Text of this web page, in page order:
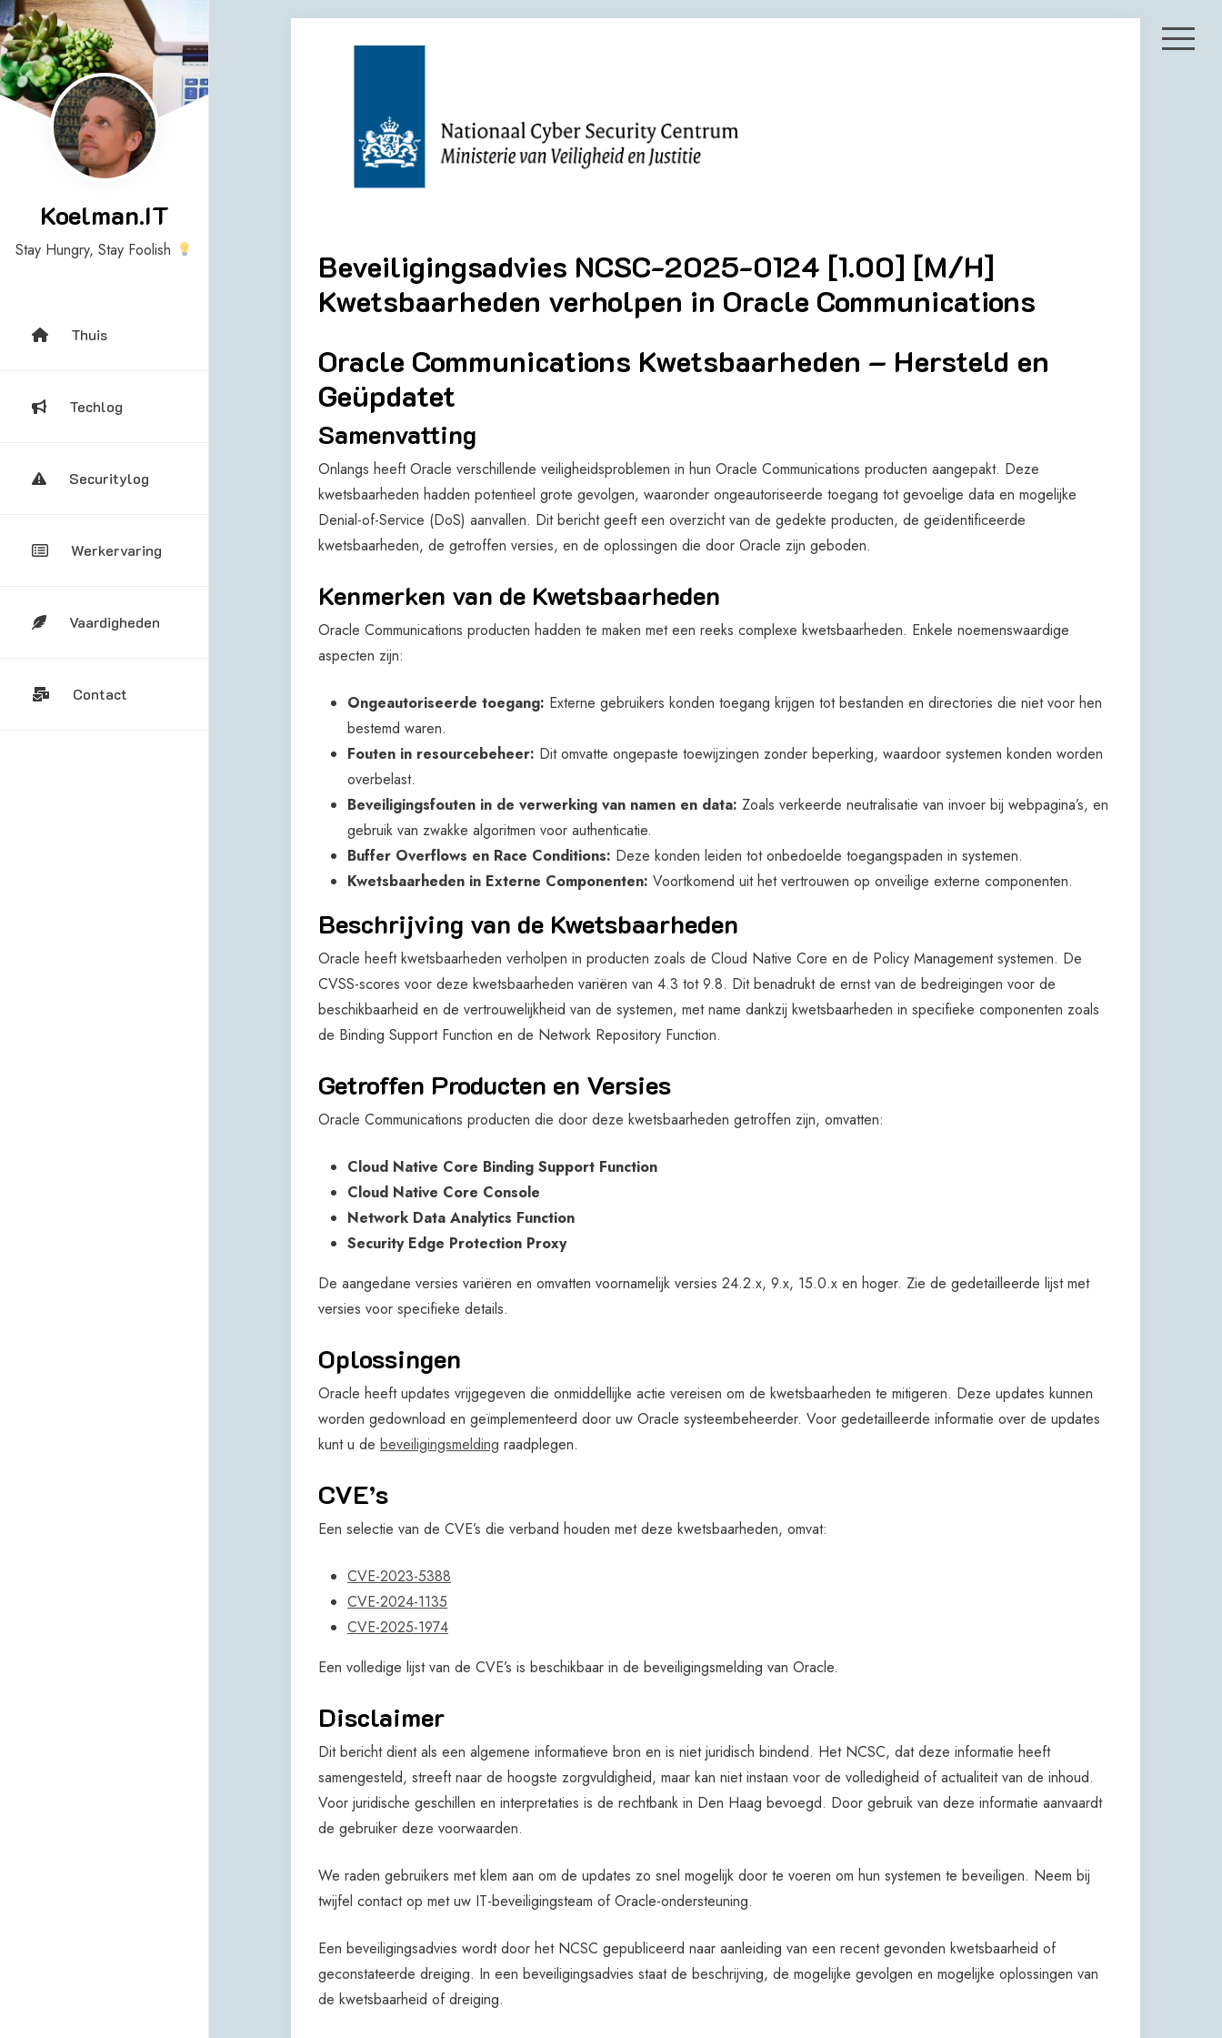
Skip
to
content
Koelman.IT
Stay Hungry, Stay Foolish
Thuis
Techlog
Securitylog
Werkervaring
Vaardigheden
Contact
Beveiligingsadvies NCSC-2025-0124 [1.00] [M/H]
Kwetsbaarheden verholpen in Oracle Communications
Oracle Communications Kwetsbaarheden – Hersteld en
Geüpdatet
Samenvatting
Onlangs heeft Oracle verschillende veiligheidsproblemen in hun Oracle Communications producten aangepakt. Deze
kwetsbaarheden hadden potentieel grote gevolgen, waaronder ongeautoriseerde toegang tot gevoelige data en mogelijke
Denial-of-Service (DoS) aanvallen. Dit bericht geeft een overzicht van de gedekte producten, de geïdentificeerde
kwetsbaarheden, de getroffen versies, en de oplossingen die door Oracle zijn geboden.
Kenmerken van de Kwetsbaarheden
Oracle Communications producten hadden te maken met een reeks complexe kwetsbaarheden. Enkele noemenswaardige
aspecten zijn:
Ongeautoriseerde toegang: Externe gebruikers konden toegang krijgen tot bestanden en directories die niet voor hen
bestemd waren.
Fouten in resourcebeheer: Dit omvatte ongepaste toewijzingen zonder beperking, waardoor systemen konden worden
overbelast.
Beveiligingsfouten in de verwerking van namen en data: Zoals verkeerde neutralisatie van invoer bij webpagina’s, en
gebruik van zwakke algoritmen voor authenticatie.
Buffer Overflows en Race Conditions: Deze konden leiden tot onbedoelde toegangspaden in systemen.
Kwetsbaarheden in Externe Componenten: Voortkomend uit het vertrouwen op onveilige externe componenten.
Beschrijving van de Kwetsbaarheden
Oracle heeft kwetsbaarheden verholpen in producten zoals de Cloud Native Core en de Policy Management systemen. De
CVSS-scores voor deze kwetsbaarheden variëren van 4.3 tot 9.8. Dit benadrukt de ernst van de bedreigingen voor de
beschikbaarheid en de vertrouwelijkheid van de systemen, met name dankzij kwetsbaarheden in specifieke componenten zoals
de Binding Support Function en de Network Repository Function.
Getroffen Producten en Versies
Oracle Communications producten die door deze kwetsbaarheden getroffen zijn, omvatten:
Cloud Native Core Binding Support Function
Cloud Native Core Console
Network Data Analytics Function
Security Edge Protection Proxy
De aangedane versies variëren en omvatten voornamelijk versies 24.2.x, 9.x, 15.0.x en hoger. Zie de gedetailleerde lijst met
versies voor specifieke details.
Oplossingen
Oracle heeft updates vrijgegeven die onmiddellijke actie vereisen om de kwetsbaarheden te mitigeren. Deze updates kunnen
worden gedownload en geïmplementeerd door uw Oracle systeembeheerder. Voor gedetailleerde informatie over de updates
kunt u de beveiligingsmelding raadplegen.
CVE’s
Een selectie van de CVE’s die verband houden met deze kwetsbaarheden, omvat:
CVE-2023-5388
CVE-2024-1135
CVE-2025-1974
Een volledige lijst van de CVE’s is beschikbaar in de beveiligingsmelding van Oracle.
Disclaimer
Dit bericht dient als een algemene informatieve bron en is niet juridisch bindend. Het NCSC, dat deze informatie heeft
samengesteld, streeft naar de hoogste zorgvuldigheid, maar kan niet instaan voor de volledigheid of actualiteit van de inhoud.
Voor juridische geschillen en interpretaties is de rechtbank in Den Haag bevoegd. Door gebruik van deze informatie aanvaardt
de gebruiker deze voorwaarden.
We raden gebruikers met klem aan om de updates zo snel mogelijk door te voeren om hun systemen te beveiligen. Neem bij
twijfel contact op met uw IT-beveiligingsteam of Oracle-ondersteuning.
Een beveiligingsadvies wordt door het NCSC gepubliceerd naar aanleiding van een recent gevonden kwetsbaarheid of
geconstateerde dreiging. In een beveiligingsadvies staat de beschrijving, de mogelijke gevolgen en mogelijke oplossingen van
de kwetsbaarheid of dreiging.